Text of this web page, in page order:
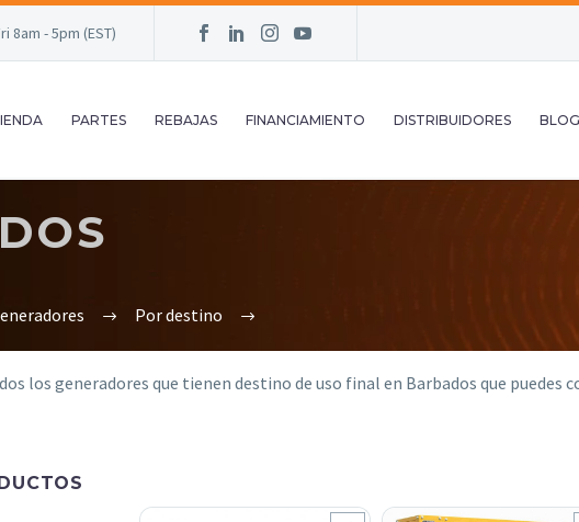
8am - 5pm (EST)
PARTES REBAJAS FINANCIAMIENTO DISTRIBUIDORES BLOG
Por destino
los generadores que tienen destino de uso final en Barbados que puedes